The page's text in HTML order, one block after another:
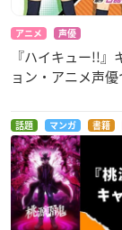
アニメ 声優
『ハイキュー!!
ョン・アニメ声
話題 マンガ 書籍